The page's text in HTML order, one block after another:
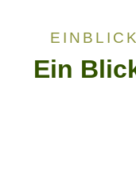
Ein